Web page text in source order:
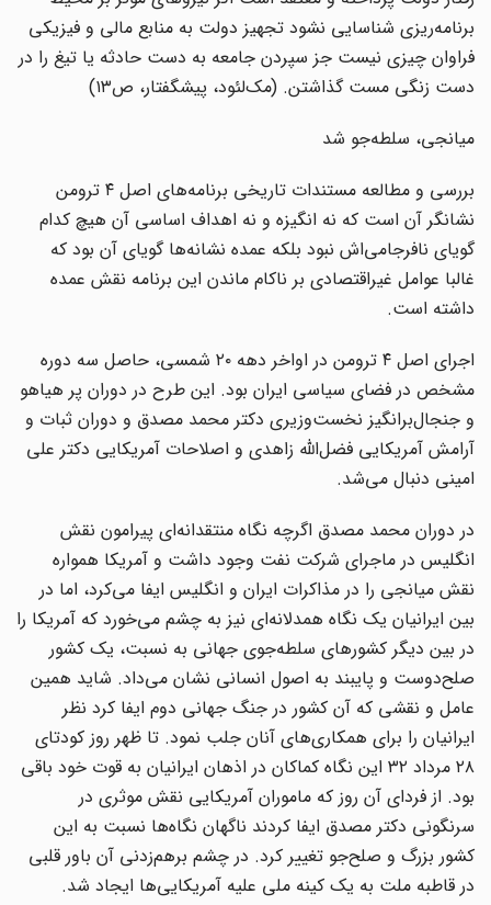
برنامه‌ریزی شناسایی نشود تجهیز دولت به منابع مالی و فیزیکی
فراوان چیزی نیست جز سپردن جامعه به دست حادثه یا تیغ را در
دست زنگی مست گذاشتن. (مک‌لئود، پیشگفتار، ص۱۳)
میانجی، سلطه‌جو شد
بررسی و مطالعه مستندات تاریخی برنامه‌های اصل ۴ ترومن
نشانگر آن است که نه انگیزه و نه اهداف اساسی آن هیچ کدام
گویای نافرجامی‌اش نبود بلکه عمده نشانه‌ها گویای آن بود که
غالبا عوامل غیراقتصادی بر ناکام ماندن این برنامه نقش عمده
داشته است.
اجرای اصل ۴ ترومن در اواخر دهه ۲۰ شمسی، حاصل سه دوره
مشخص در فضای سیاسی ایران بود. این طرح در دوران پر هیاهو
و جنجال‌برانگیز نخست‌وزیری دکتر محمد مصدق و دوران ثبات و
آرامش آمریکایی فضل‌الله زاهدی و اصلاحات آمریکایی دکتر علی
امینی دنبال می‌شد.
در دوران محمد مصدق اگرچه نگاه منتقدانه‌ای پیرامون نقش
انگلیس در ماجرای شرکت نفت وجود داشت و آمریکا همواره
نقش میانجی را در مذاکرات ایران و انگلیس ایفا می‌کرد، اما در
بین ایرانیان یک نگاه همدلانه‌ای نیز به چشم می‌خورد که آمریکا را
در بین دیگر کشورهای سلطه‌جوی جهانی به نسبت، یک کشور
صلح‌دوست و پایبند به اصول انسانی نشان می‌داد. شاید همین
عامل و نقشی که آن کشور در جنگ جهانی دوم ایفا کرد نظر
ایرانیان را برای همکاری‌های آنان جلب نمود. تا ظهر روز کودتای
۲۸ مرداد ۳۲ این نگاه کماکان در اذهان ایرانیان به قوت خود باقی
بود. از فردای آن روز که ماموران آمریکایی نقش موثری در
سرنگونی دکتر مصدق ایفا کردند ناگهان نگاه‌ها نسبت به این
کشور بزرگ و صلح‌جو تغییر کرد. در چشم برهم‌زدنی آن باور قلبی
در قاطبه ملت به یک کینه ملی علیه آمریکایی‌ها ایجاد شد.